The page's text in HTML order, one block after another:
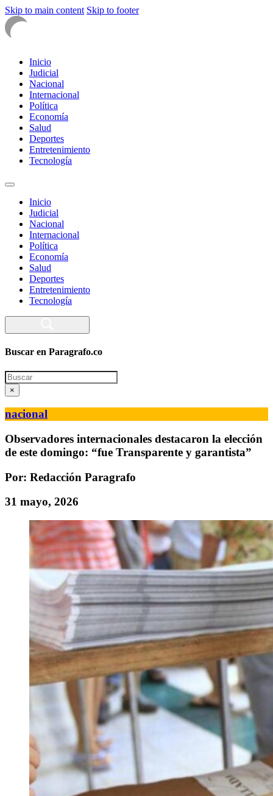
Skip to main content Skip to footer
Inicio
Judicial
Nacional
Internacional
Política
Economía
Salud
Deportes
Entretenimiento
Tecnología
Inicio
Judicial
Nacional
Internacional
Política
Economía
Salud
Deportes
Entretenimiento
Tecnología
Buscar en Paragrafo.co
Search
×
nacional
Observadores internacionales destacaron la elección
de este domingo: “fue Transparente y garantista”
Por: Redacción Paragrafo
31 mayo, 2026